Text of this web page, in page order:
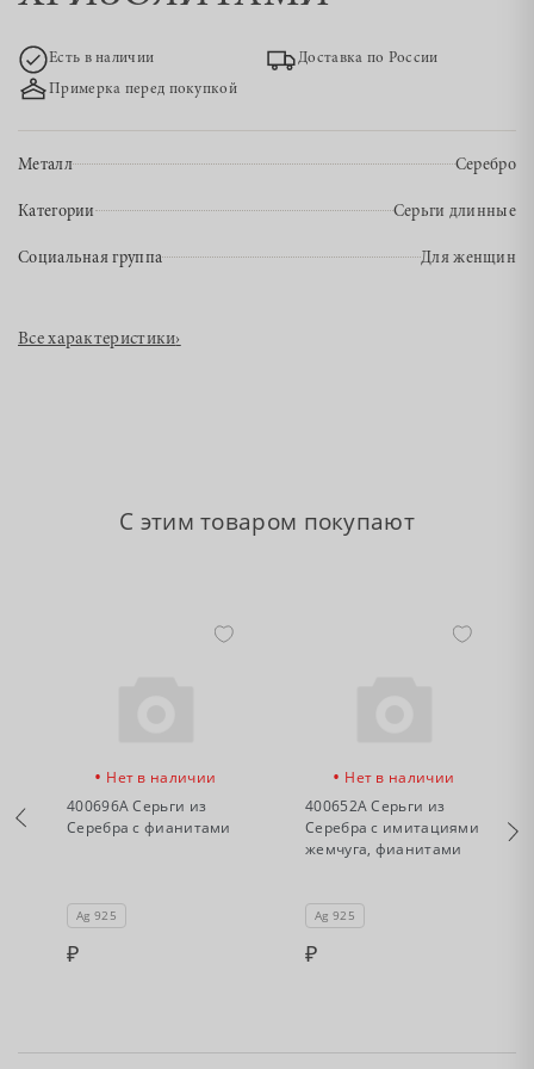
Есть в наличии
Доставка по России
Примерка перед покупкой
Металл Серебро
Категории Серьги длинные
Социальная группа Для женщин
Все характеристики›
С этим товаром покупают
• Нет в наличии
400696А Серьги из
Серебра с фианитами
Ag 925
• Нет в наличии
400652А Серьги из
Серебра с имитациями
жемчуга, фианитами
Ag 925